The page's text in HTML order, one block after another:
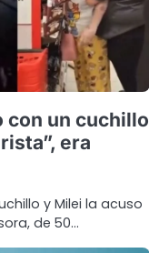
con un cuchillo
era
y Milei la acuso
de 50…